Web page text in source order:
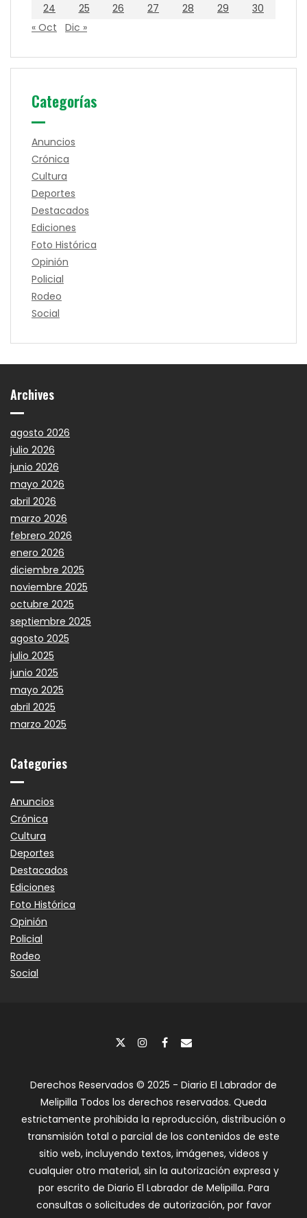
24
25 26 27 28 29
30
« Oct
Dic »
Categorías
Anuncios
Crónica
Cultura
Deportes
Destacados
Ediciones
Foto Histórica
Opinión
Policial
Rodeo
Social
Archives
agosto 2026
julio 2026
junio 2026
mayo 2026
abril 2026
marzo 2026
febrero 2026
enero 2026
diciembre 2025
noviembre 2025
octubre 2025
septiembre 2025
agosto 2025
julio 2025
junio 2025
mayo 2025
abril 2025
marzo 2025
Categories
Anuncios
Crónica
Cultura
Deportes
Destacados
Ediciones
Foto Histórica
Opinión
Policial
Rodeo
Social
Derechos Reservados © 2025 - Diario El Labrador de
Melipilla Todos los derechos reservados. Queda
estrictamente prohibida la reproducción, distribución o
transmisión total o parcial de los contenidos de este
sitio web, incluyendo textos, imágenes, videos y
cualquier otro material, sin la autorización expresa y
por escrito de Diario El Labrador de Melipilla. Para
consultas o solicitudes de autorización, por favor